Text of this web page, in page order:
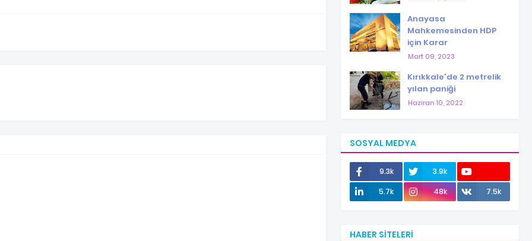
Anayasa
Mahkemesinden HDP
için Karar
Mart 09, 2023
Kırıkkale'de 2 metrelik
yılan paniği
Haziran 10, 2022
SOSYAL MEDYA
9.3k
3.9k
12.0k
5.7k 48k 7.5k
HABER SITELERI